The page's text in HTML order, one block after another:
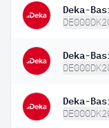
Deka-
Deka-
Deka-